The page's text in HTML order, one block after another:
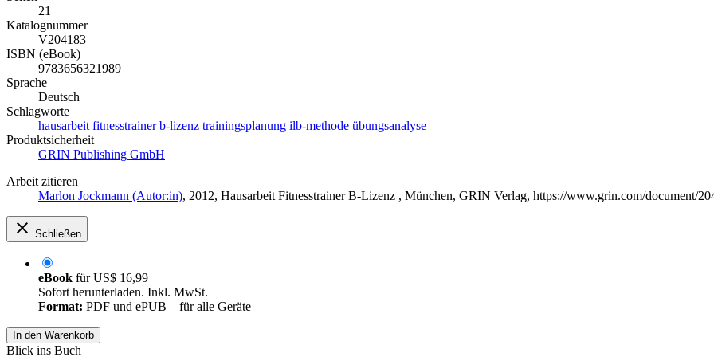
21
Katalognummer
V204183
ISBN (eBook)
9783656321989
Sprache
Deutsch
Schlagworte
hausarbeit fitnesstrainer b-lizenz trainingsplanung ilb-methode übungsanalyse
Produktsicherheit
GRIN Publishing GmbH
Arbeit zitieren
Marlon Jockmann (Autor:in), 2012, Hausarbeit Fitnesstrainer B-Lizenz , München, GRIN Verlag, https://www.grin.com/document/
Schließen
eBook fürUS$ 16,99
Sofort herunterladen. Inkl. MwSt.
Format: PDF und ePUB – für alle Geräte
In den Warenkorb
Blick ins Buch